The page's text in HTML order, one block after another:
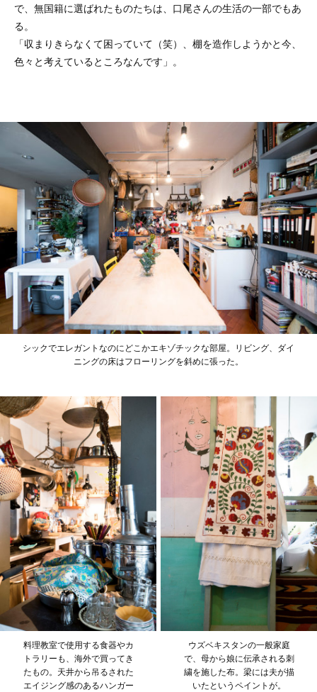
で、無国籍に選ばれたものたちは、口尾さんの生活の一部でもあ
る。
「収まりきらなくて困っていて（笑）、棚を造作しようかと今、
色々と考えているところなんです」。
シックでエレガントなのにどこかエキゾチックな部屋。リビング、ダイ
ニングの床はフローリングを斜めに張った。
料理教室で使用する食器やカ
トラリーも、海外で買ってき
たもの。天井から吊るされた
エイジング感のあるハンガー
ウズベキスタンの一般家庭
で、母から娘に伝承される刺
繍を施した布。梁には夫が描
いたというペイントが。